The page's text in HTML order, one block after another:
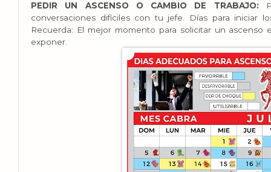
PEDIR UN ASCENSO O CAMBIO DE TRABAJO:
conversaciones difíciles con tu jefe. Días para iniciar
Recuerda: El mejor momento para solicitar un
exponer.